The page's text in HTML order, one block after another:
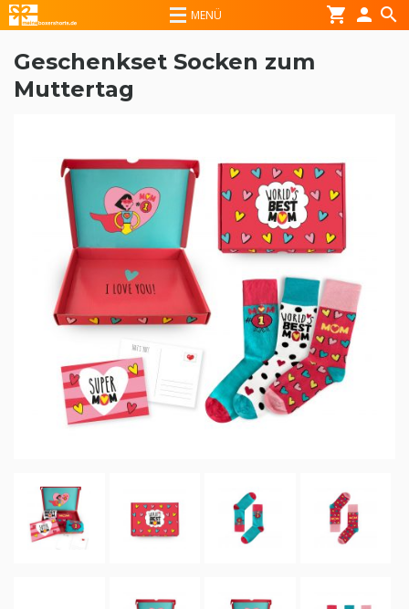
MENÜ shopping_cart person search
Geschenkset Socken zum
Muttertag